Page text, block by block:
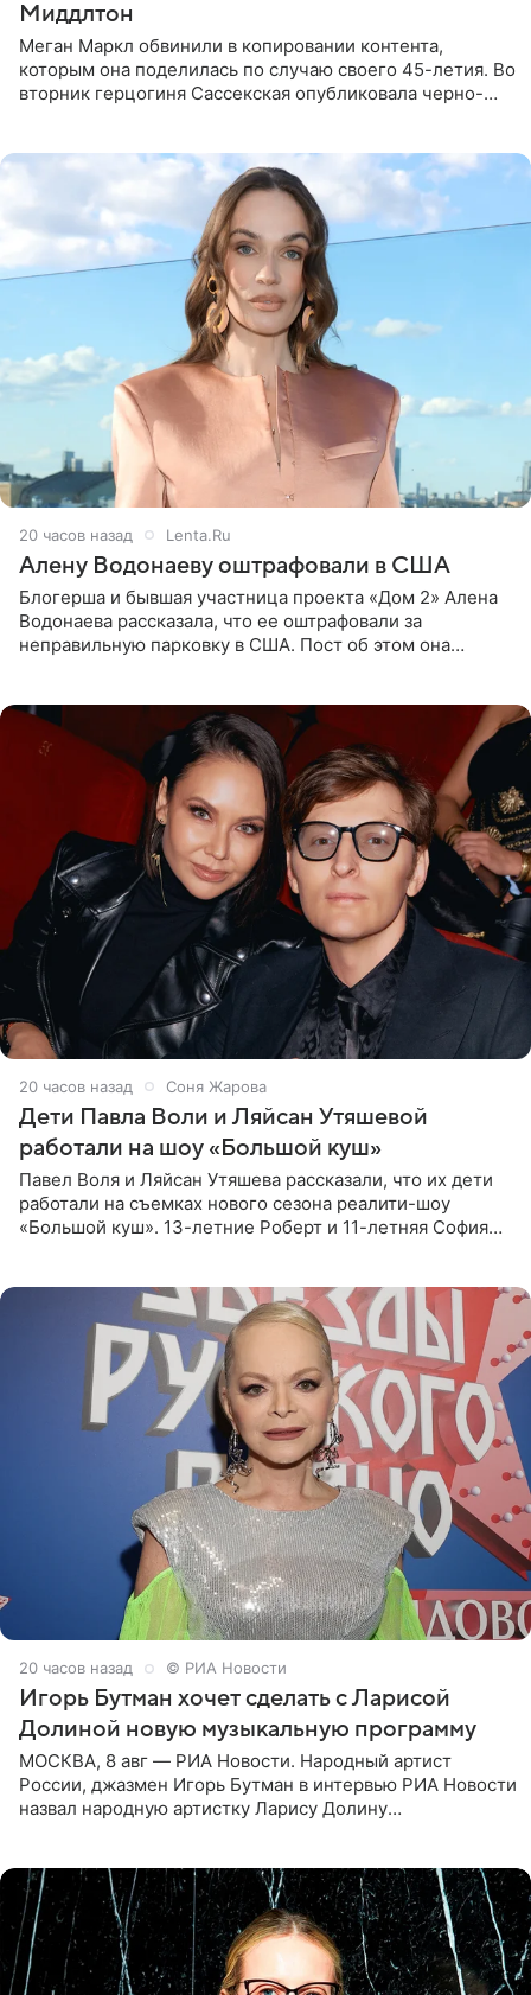
Миддлтон
Меган Маркл обвинили в копировании контента,
которым она поделилась по случаю своего 45-летия. Во
вторник герцогиня Сассекская опубликовала черно-
20 часов назад Lenta.Ru
Алену Водонаеву оштрафовали в США
Блогерша и бывшая участница проекта «Дом 2» Алена
Водонаева рассказала, что ее оштрафовали за
неправильную парковку в США. Пост об этом она
20 часов назад Соня Жарова
Дети Павла Воли и Ляйсан Утяшевой
работали на шоу «Большой куш»
Павел Воля и Ляйсан Утяшева рассказали, что их дети
работали на съемках нового сезона реалити-шоу
«Большой куш». 13-летние Роберт и 11-летняя София
20 часов назад © РИА Новости
Игорь Бутман хочет сделать с Ларисой
Долиной новую музыкальную программу
МОСКВА, 8 авг — РИА Новости. Народный артист
России, джазмен Игорь Бутман в интервью РИА Новости
назвал народную артистку Ларису Долину